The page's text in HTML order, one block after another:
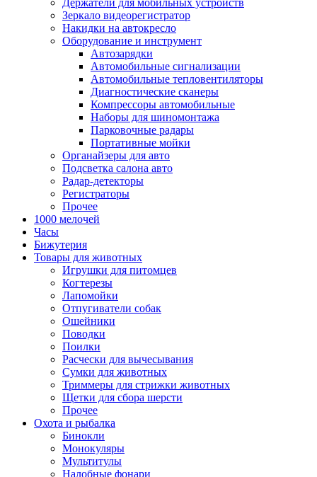
Держатели для мобильных устройств
Зеркало видеорегистратор
Накидки на автокресло
Оборудование и инструмент
Автозарядки
Автомобильные сигнализации
Автомобильные тепловентиляторы
Диагностические сканеры
Компрессоры автомобильные
Наборы для шиномонтажа
Парковочные радары
Портативные мойки
Органайзеры для авто
Подсветка салона авто
Радар-детекторы
Регистраторы
Прочее
1000 мелочей
Часы
Бижутерия
Товары для животных
Игрушки для питомцев
Когтерезы
Лапомойки
Отпугиватели собак
Ошейники
Поводки
Поилки
Расчески для вычесывания
Сумки для животных
Триммеры для стрижки животных
Щетки для сбора шерсти
Прочее
Охота и рыбалка
Бинокли
Монокуляры
Мультитулы
Налобные фонари